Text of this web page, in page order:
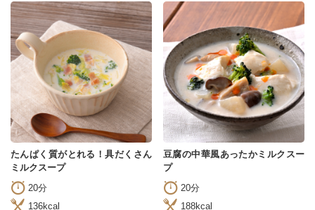
たんぱく質がとれる！具だくさん
ミルクスープ
20分
136kcal
豆腐の中華風あったかミルクスー
プ
20分
188kcal